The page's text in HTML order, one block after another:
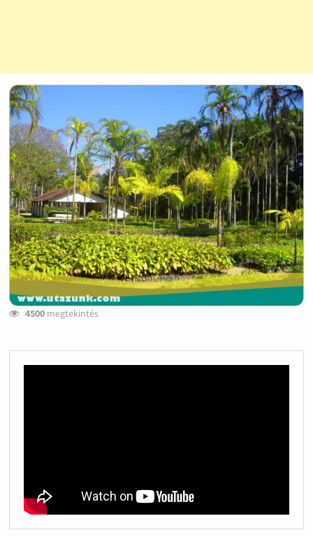
4500megtekintés